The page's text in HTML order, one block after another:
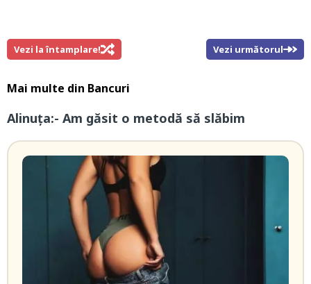
Vezi la întamplare! Vezi următorul
Mai multe din Bancuri
Alinuța:- Am găsit o metodă să slăbim